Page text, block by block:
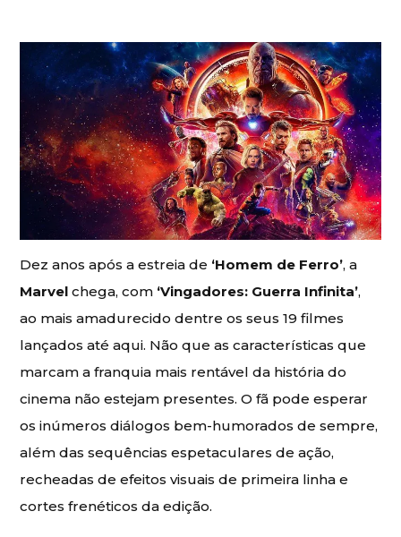
Dez anos após a estreia de ‘Homem de Ferro’, a
Marvel chega, com ‘Vingadores: Guerra Infinita’,
ao mais amadurecido dentre os seus 19 filmes
lançados até aqui. Não que as características que
marcam a franquia mais rentável da história do
cinema não estejam presentes. O fã pode esperar
os inúmeros diálogos bem-humorados de sempre,
além das sequências espetaculares de ação,
recheadas de efeitos visuais de primeira linha e
cortes frenéticos da edição.